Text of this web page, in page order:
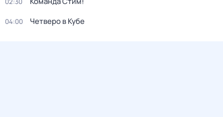
04:00 Четверо в Кубе